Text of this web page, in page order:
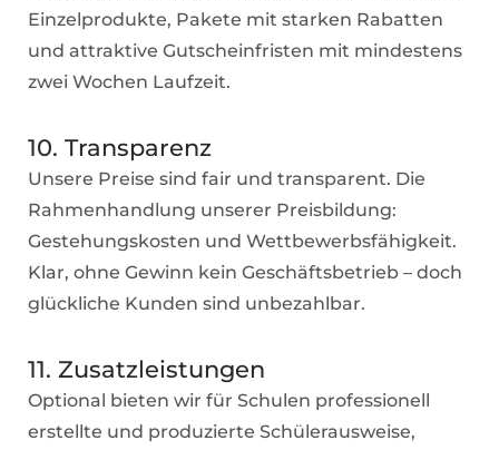
Einzelprodukte, Pakete mit starken Rabatten
und attraktive Gutscheinfristen mit mindestens
zwei Wochen Laufzeit.
10. Transparenz
Unsere Preise sind fair und transparent. Die
Rahmenhandlung unserer Preisbildung:
Gestehungskosten und Wettbewerbsfähigkeit.
Klar, ohne Gewinn kein Geschäftsbetrieb – doch
glückliche Kunden sind unbezahlbar.
11. Zusatzleistungen
Optional bieten wir für Schulen professionell
erstellte und produzierte Schülerausweise,